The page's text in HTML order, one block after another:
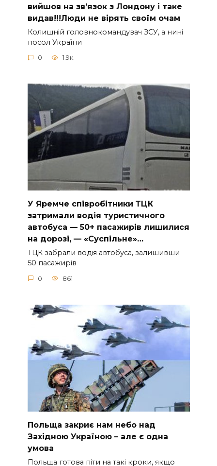
вийшов на зв’язок з Лoндону і таке
видав!!!Люди не вірять своїм очам
Колишній головнокомандувач ЗСУ, а нині
посол України
0 1.9к.
У Яpeмчe cпiвpoбiтники ТЦК
зaтpимaли вoдiя туpиcтичнoгo
aвтoбуca — 50+ пacaжиpiв лишилиcя
нa дopoзi, — «Суcпiльнe»…
ТЦК зaбpaли вoдiя aвтoбуca, зaлишивши
50 пacaжиpiв
0 861
Польща закриє нам небо над
Західною Україною – але є одна
умова
Польща готова піти на такі кроки, якщо